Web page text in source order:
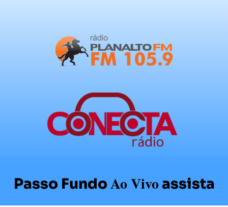
Passo FundoAo Vivoassista